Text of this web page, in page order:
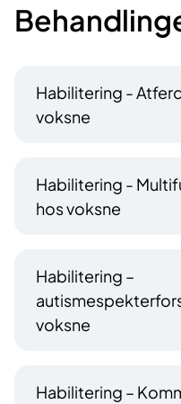
Habilitering -
voksne
Habilitering -
hos voksne
Habilitering –
voksne
Habilitering –